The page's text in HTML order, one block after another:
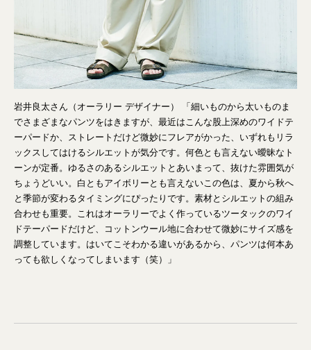
岩井良太さん（オーラリー デザイナー） 「細いものから太いものま
でさまざまなパンツをはきますが、最近はこんな股上深めのワイドテ
ーパードか、ストレートだけど微妙にフレアがかった、いずれもリラ
ックスしてはけるシルエットが気分です。何色とも言えない曖昧なト
ーンが定番。ゆるさのあるシルエットとあいまって、抜けた雰囲気が
ちょうどいい。白ともアイボリーとも言えないこの色は、夏から秋へ
と季節が変わるタイミングにぴったりです。素材とシルエットの組み
合わせも重要。これはオーラリーでよく作っているツータックのワイ
ドテーパードだけど、コットンウール地に合わせて微妙にサイズ感を
調整しています。はいてこそわかる違いがあるから、パンツは何本あ
っても欲しくなってしまいます（笑）」